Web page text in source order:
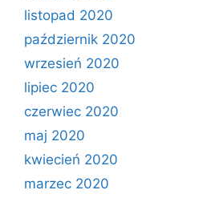
listopad 2020
październik 2020
wrzesień 2020
lipiec 2020
czerwiec 2020
maj 2020
kwiecień 2020
marzec 2020